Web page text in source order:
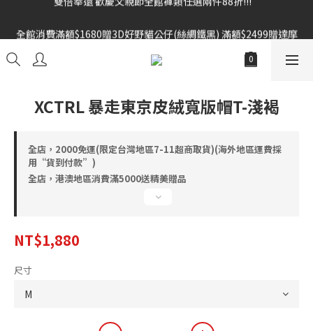
金幣 送完為止!  滿$3000再贈現金卷$300元
雙倍奉還 歡慶父親節全館褲類任選兩件88折!!!
XCTRL 暴走東京皮絨寬版帽T-淺褐
全店，2000免運(限定台灣地區7-11超商取貨)(海外地區運費採
用“貨到付款”)
全店，港澳地區消費滿5000送精美贈品
NT$1,880
尺寸